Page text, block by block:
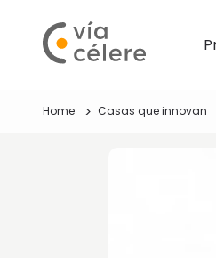
Home Casas que innovan